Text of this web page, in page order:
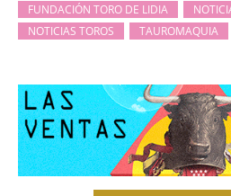
FUNDACIÓN TORO DE LIDIA
NOTICIAS TOROS
TAUROMAQUIA